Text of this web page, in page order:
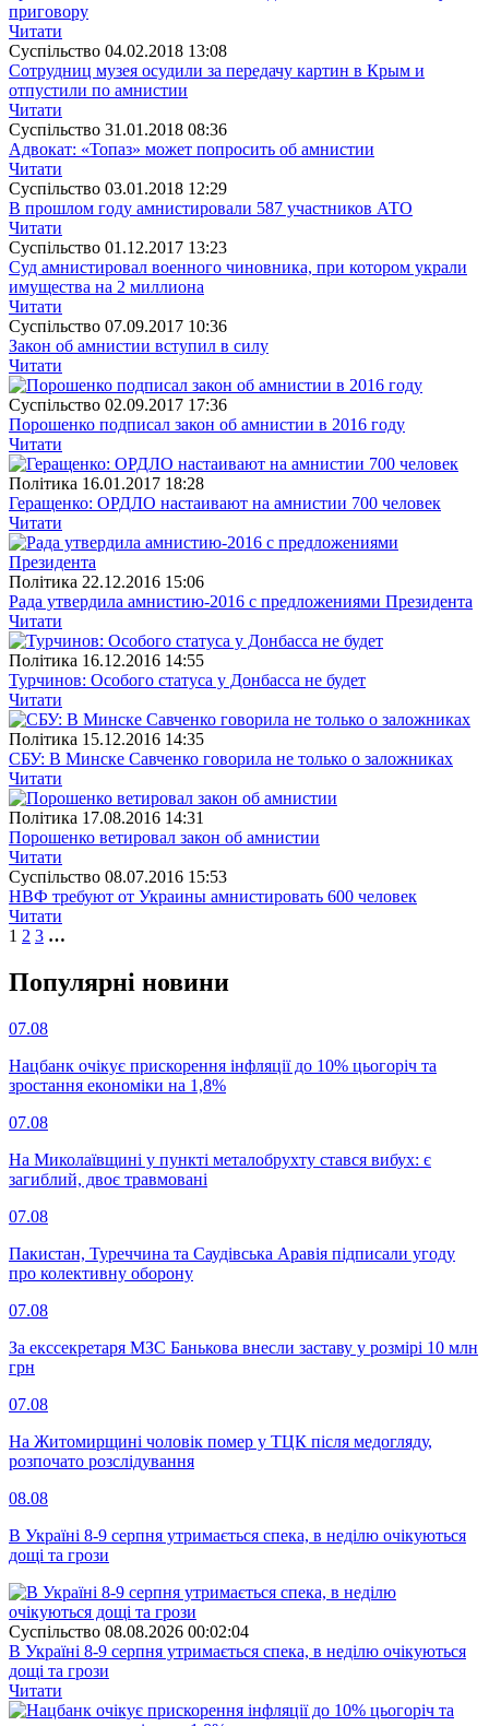
приговору
Читати
Суспiльство 04.02.2018 13:08
Сотрудниц музея осудили за передачу картин в Крым и
отпустили по амнистии
Читати
Суспiльство 31.01.2018 08:36
Адвокат: «Топаз» может попросить об амнистии
Читати
Суспiльство 03.01.2018 12:29
В прошлом году амнистировали 587 участников АТО
Читати
Суспiльство 01.12.2017 13:23
Суд амнистировал военного чиновника, при котором украли
имущества на 2 миллиона
Читати
Суспiльство 07.09.2017 10:36
Закон об амнистии вступил в силу
Читати
Суспiльство 02.09.2017 17:36
Порошенко подписал закон об амнистии в 2016 году
Читати
Полiтика 16.01.2017 18:28
Геращенко: ОРДЛО настаивают на амнистии 700 человек
Читати
Полiтика 22.12.2016 15:06
Рада утвердила амнистию-2016 с предложениями Президента
Читати
Полiтика 16.12.2016 14:55
Турчинов: Особого статуса у Донбасса не будет
Читати
Полiтика 15.12.2016 14:35
СБУ: В Минске Савченко говорила не только о заложниках
Читати
Полiтика 17.08.2016 14:31
Порошенко ветировал закон об амнистии
Читати
Суспiльство 08.07.2016 15:53
НВФ требуют от Украины амнистировать 600 человек
Читати
1 2 3 …
Популярнi новини
07.08
Нацбанк очікує прискорення інфляції до 10% цьогоріч та
зростання економіки на 1,8%
07.08
На Миколаївщині у пункті металобрухту стався вибух: є
загиблий, двоє травмовані
07.08
Пакистан, Туреччина та Саудівська Аравія підписали угоду
про колективну оборону
07.08
За екссекретаря МЗС Банькова внесли заставу у розмірі 10 млн
грн
07.08
На Житомирщині чоловік помер у ТЦК після медогляду,
розпочато розслідування
08.08
В Україні 8-9 серпня утримається спека, в неділю очікуються
дощі та грози
Суспiльство 08.08.2026 00:02:04
В Україні 8-9 серпня утримається спека, в неділю очікуються
дощі та грози
Читати